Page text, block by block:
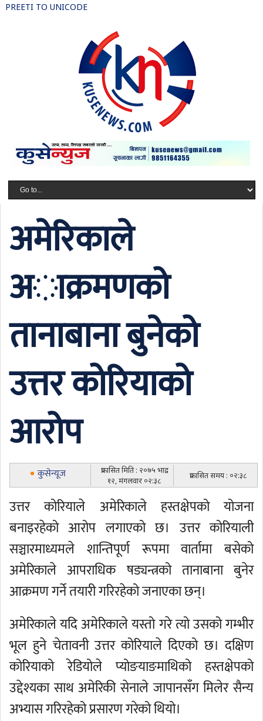
PREETI TO UNICODE
अमेरिकाले
अाक्रमणको
तानाबाना बुनेको
उत्तर कोरियाको
आरोप
कुसेन्यूज
प्रकासित मिति : २०७५ भाद्र
१२, मंगलवार ०२:३८
प्रकासित समय : ०२:३८
उत्तर कोरियाले अमेरिकाले हस्तक्षेपको योजना
बनाइरहेको आरोप लगाएको छ। उत्तर कोरियाली
सञ्चारमाध्यमले शान्तिपूर्ण रूपमा वार्तामा बसेको
अमेरिकाले आपराधिक षड्यन्त्रको तानाबाना बुनेर
आक्रमण गर्ने तयारी गरिरहेको जनाएका छन्।
अमेरिकाले यदि अमेरिकाले यस्तो गरे त्यो उसको गम्भीर
भूल हुने चेतावनी उत्तर कोरियाले दिएको छ। दक्षिण
कोरियाको रेडियोले प्योङयाङमाथिको हस्तक्षेपको
उद्देश्यका साथ अमेरिकी सेनाले जापानसँग मिलेर सैन्य
अभ्यास गरिरहेको प्रसारण गरेको थियो।